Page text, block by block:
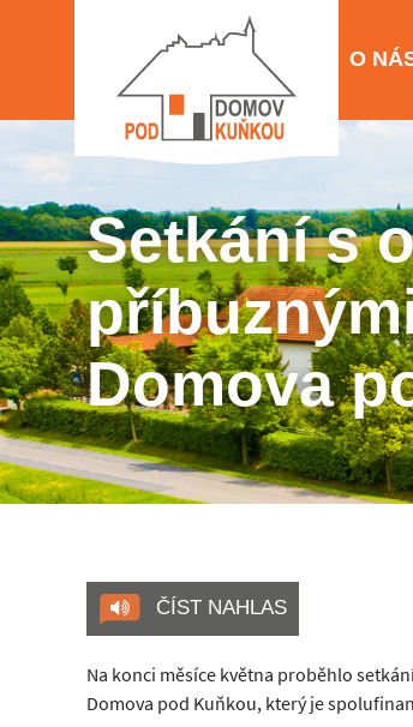
O
Setkání s
Domova
ČÍST NAHLAS
Na konci měsíce května proběhlo
Domova pod Kuňkou, který je